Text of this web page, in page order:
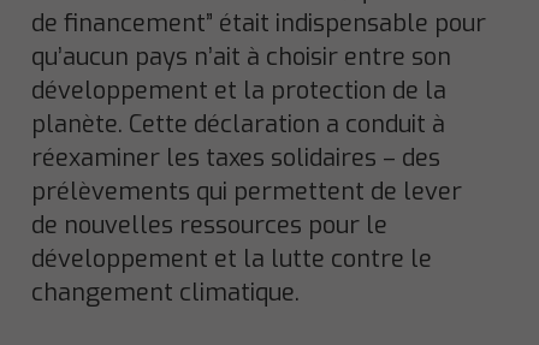
de financement” était indispensable pour
qu’aucun pays n’ait à choisir entre son
développement et la protection de la
planète. Cette déclaration a conduit à
réexaminer les taxes solidaires – des
prélèvements qui permettent de lever
de nouvelles ressources pour le
développement et la lutte contre le
changement climatique.